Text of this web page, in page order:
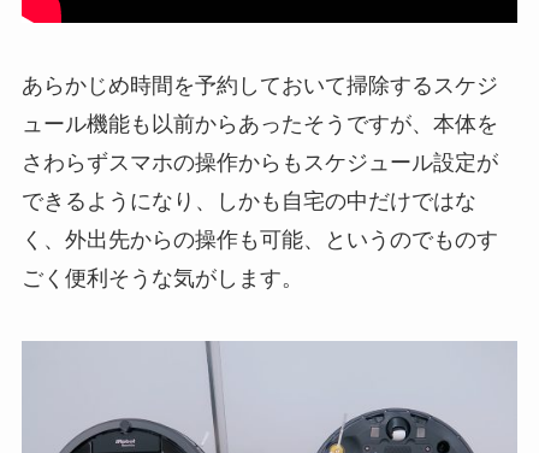
あらかじめ時間を予約しておいて掃除するスケジ
ュール機能も以前からあったそうですが、本体を
さわらずスマホの操作からもスケジュール設定が
できるようになり、しかも自宅の中だけではな
く、外出先からの操作も可能、というのでものす
ごく便利そうな気がします。